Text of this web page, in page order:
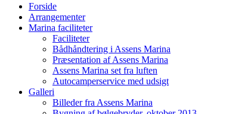
Forside
Arrangementer
Marina faciliteter
Faciliteter
Bådhåndtering i Assens Marina
Præsentation af Assens Marina
Assens Marina set fra luften
Autocamperservice med udsigt
Galleri
Billeder fra Assens Marina